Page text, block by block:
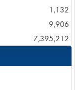
1,132
9,906
7,395,212